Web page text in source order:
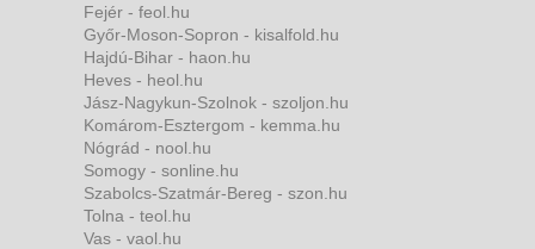
Fejér - feol.hu
Győr-Moson-Sopron - kisalfold.hu
Hajdú-Bihar - haon.hu
Heves - heol.hu
Jász-Nagykun-Szolnok - szoljon.hu
Komárom-Esztergom - kemma.hu
Nógrád - nool.hu
Somogy - sonline.hu
Szabolcs-Szatmár-Bereg - szon.hu
Tolna - teol.hu
Vas - vaol.hu